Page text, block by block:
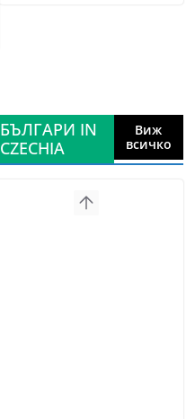
БЪЛГАРИ IN
CZECHIA
Виж
всичко